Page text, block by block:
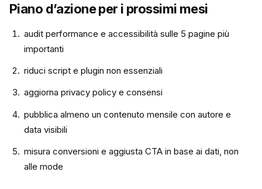
Piano d’azione per i prossimi mesi
audit performance e accessibilità sulle 5 pagine più
importanti
riduci script e plugin non essenziali
aggiorna privacy policy e consensi
pubblica almeno un contenuto mensile con autore e
data visibili
misura conversioni e aggiusta CTA in base ai dati, non
alle mode